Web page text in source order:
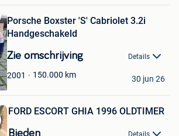
Porsche Boxster 'S' Cabriolet 3.2i
Handgeschakeld
Zie omschrijving Details
2001 150.000 km 30 jun 26
FORD ESCORT GHIA 1996 OLDTIMER
Bieden Details